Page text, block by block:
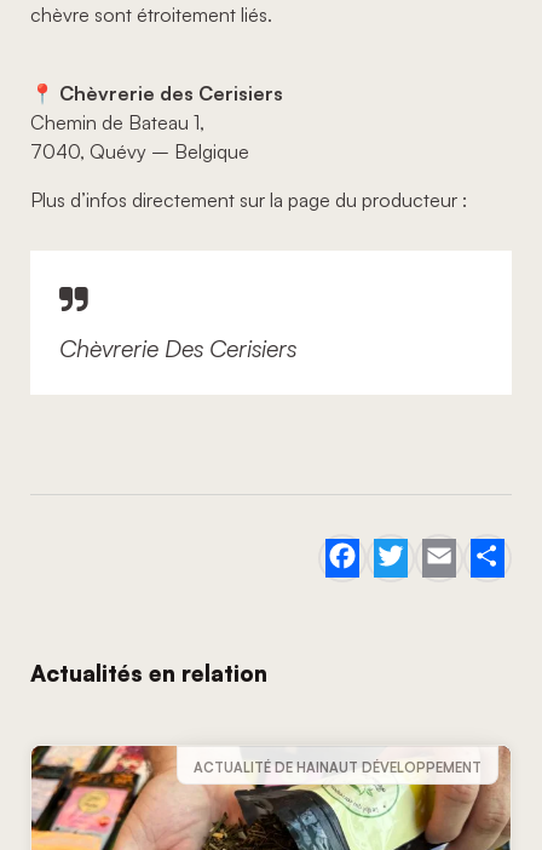
chèvre sont étroitement liés.
📍 Chèvrerie des Cerisiers
Chemin de Bateau 1,
7040, Quévy – Belgique
Plus d’infos directement sur la page du producteur :
Chèvrerie Des Cerisiers
Facebook
Twitter
Email
Actualités en relation
ACTUALITÉ DE HAINAUT DÉVELOPPEMENT